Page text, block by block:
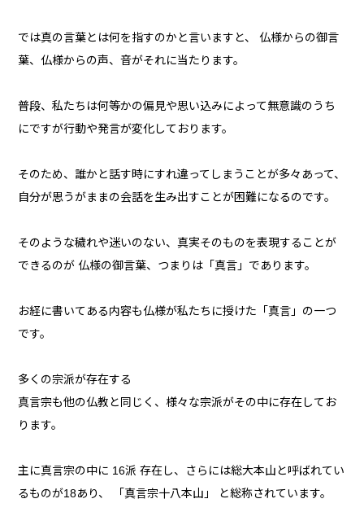
では真の言葉とは何を指すのかと言いますと、 仏様からの御言
葉、仏様からの声、音がそれに当たります。
普段、私たちは何等かの偏見や思い込みによって無意識のうち
にですが行動や発言が変化しております。
そのため、誰かと話す時にすれ違ってしまうことが多々あって、
自分が思うがままの会話を生み出すことが困難になるのです。
そのような穢れや迷いのない、真実そのものを表現することが
できるのが 仏様の御言葉、つまりは「真言」であります。
お経に書いてある内容も仏様が私たちに授けた「真言」の一つ
です。
多くの宗派が存在する
真言宗も他の仏教と同じく、様々な宗派がその中に存在してお
ります。
主に真言宗の中に 16派 存在し、さらには総大本山と呼ばれてい
るものが18あり、 「真言宗十八本山」 と総称されています。